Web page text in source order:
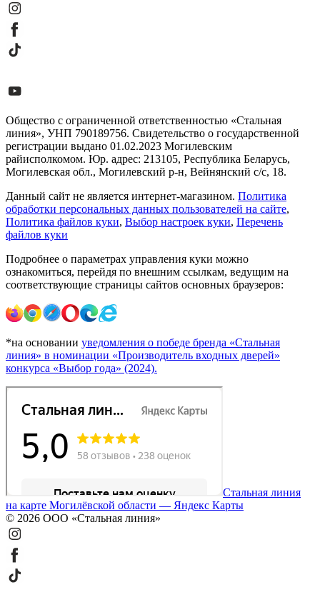
Общество с ограниченной ответственностью «Стальная
линия», УНП 790189756. Свидетельство о государственной
регистрации выдано 01.02.2023 Могилевским
райисполкомом. Юр. адрес: 213105, Республика Беларусь,
Могилевская обл., Могилевский р-н, Вейнянский с/с, 18.
Данный сайт не является интернет-магазином. Политика
обработки персональных данных пользователей на сайте,
Политика файлов куки, Выбор настроек куки, Перечень
файлов куки
Подробнее о параметрах управления куки можно
ознакомиться, перейдя по внешним ссылкам, ведущим на
соответствующие страницы сайтов основных браузеров:
*на основании уведомления о победе бренда «Стальная
линия» в номинации «Производитель входных дверей»
конкурса «Выбор года» (2024).
Стальная линия
на карте Могилёвской области — Яндекс Карты
© 2026 ООО «Стальная линия»